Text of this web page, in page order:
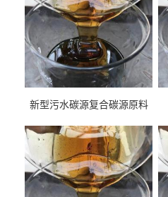
新型污水碳源复合碳源原料